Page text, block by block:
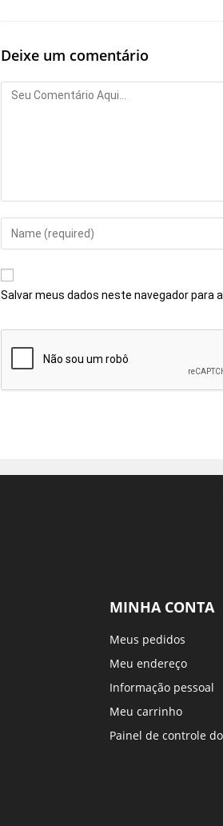
Deixe um comentário
Salvar meus dados neste navegador para
MINHA CONTA
Meus pedidos
Meu endereço
Informação pessoal
Meu carrinho
Painel de controle